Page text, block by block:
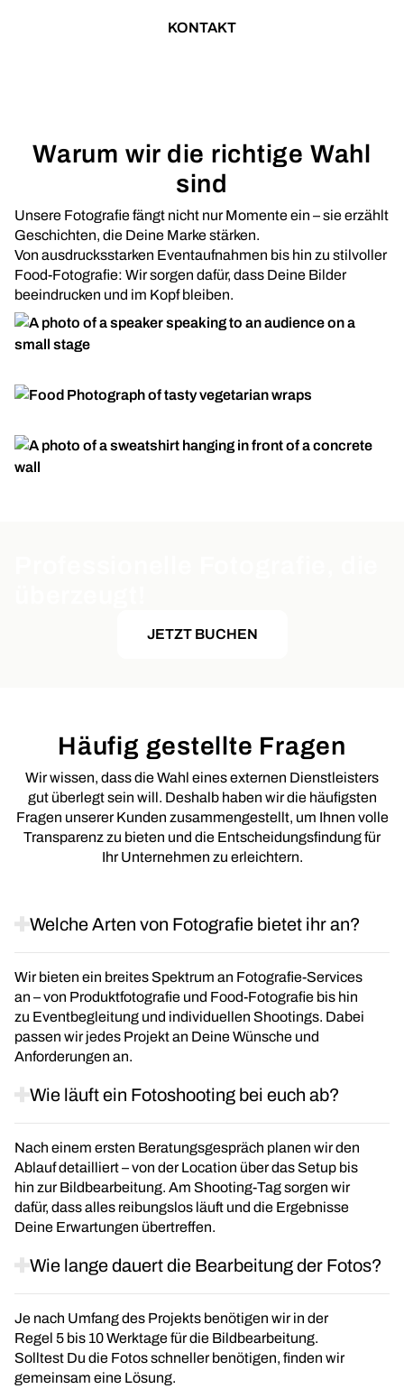
KONTAKT
Warum wir die richtige Wahl
sind
Unsere Fotografie fängt nicht nur Momente ein – sie erzählt
Geschichten, die Deine Marke stärken.
Von ausdrucksstarken Eventaufnahmen bis hin zu stilvoller
Food-Fotografie: Wir sorgen dafür, dass Deine Bilder
beeindrucken und im Kopf bleiben.
JETZT BUCHEN
Häufig gestellte Fragen
Wir wissen, dass die Wahl eines externen Dienstleisters
gut überlegt sein will. Deshalb haben wir die häufigsten
Fragen unserer Kunden zusammengestellt, um Ihnen volle
Transparenz zu bieten und die Entscheidungsfindung für
Ihr Unternehmen zu erleichtern.
Welche Arten von Fotografie bietet ihr an?
Wir bieten ein breites Spektrum an Fotografie-Services
an – von Produktfotografie und Food-Fotografie bis hin
zu Eventbegleitung und individuellen Shootings. Dabei
passen wir jedes Projekt an Deine Wünsche und
Anforderungen an.
Wie läuft ein Fotoshooting bei euch ab?
Nach einem ersten Beratungsgespräch planen wir den
Ablauf detailliert – von der Location über das Setup bis
hin zur Bildbearbeitung. Am Shooting-Tag sorgen wir
dafür, dass alles reibungslos läuft und die Ergebnisse
Deine Erwartungen übertreffen.
Wie lange dauert die Bearbeitung der Fotos?
Je nach Umfang des Projekts benötigen wir in der
Regel 5 bis 10 Werktage für die Bildbearbeitung.
Solltest Du die Fotos schneller benötigen, finden wir
gemeinsam eine Lösung.